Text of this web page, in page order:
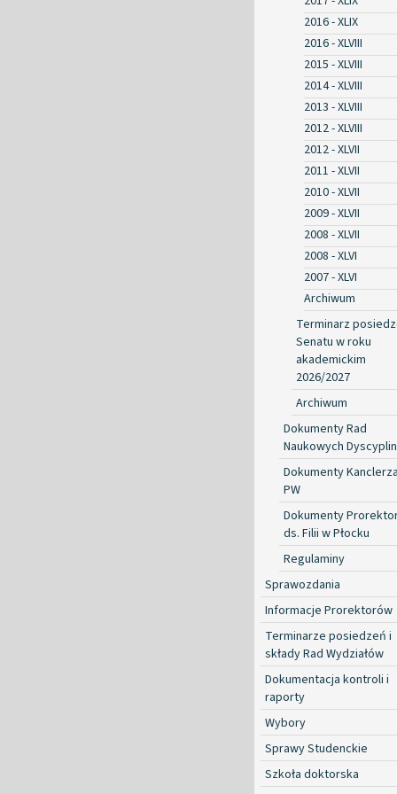
2016 - XLIX
2016 - XLVIII
2015 - XLVIII
2014 - XLVIII
2013 - XLVIII
2012 - XLVIII
2012 - XLVII
2011 - XLVII
2010 - XLVII
2009 - XLVII
2008 - XLVII
2008 - XLVI
2007 - XLVI
Archiwum
Terminarz
Senatu w roku
akademickim
2026/2027
Archiwum
Dokumenty Rad
Naukowych Dyscyplin
Dokumenty
PW
Dokumenty
ds. Filii w Płocku
Regulaminy
Sprawozdania
Informacje Prorektorów
Terminarze posiedzeń i
składy Rad Wydziałów
Dokumentacja kontroli i
raporty
Wybory
Sprawy Studenckie
Szkoła doktorska